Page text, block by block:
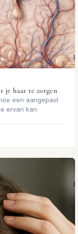
je haar te zorgen
een aangepast
ervan kan